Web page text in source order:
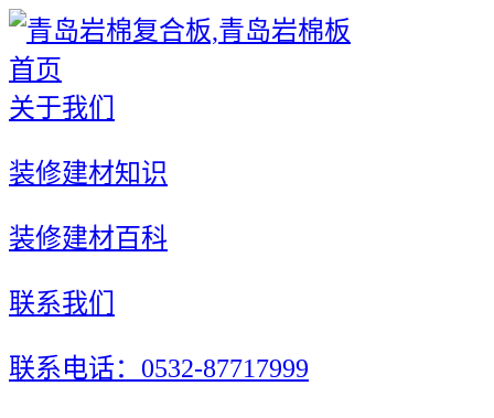
首页
关于我们
装修建材知识
装修建材百科
联系我们
联系电话：0532-87717999